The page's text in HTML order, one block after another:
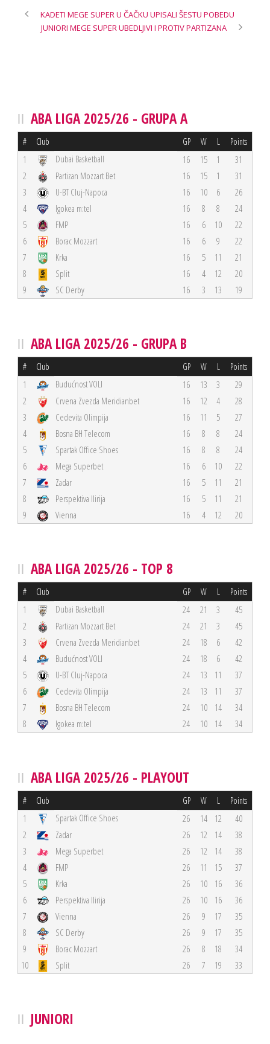
KADETI MEGE SUPER U ČAČKU UPISALI ŠESTU POBEDU
JUNIORI MEGE SUPER UBEDLJIVI I PROTIV PARTIZANA
ABA LIGA 2025/26 - GRUPA A
# Club GP W L Points
1 Dubai Basketball 16 15 1
31
2
Partizan Mozzart Bet 16 15 1
31
3
U-BT Cluj-Napoca 16 10 6
26
4
Igokea m:tel 16 8 8
24
5
FMP 16 6 10
22
6
Borac Mozzart 16 6 9
22
7
Krka 16 5 11
21
8
Split 16 4 12
20
9
SC Derby 16 3 13 19
ABA LIGA 2025/26 - GRUPA B
# Club GP W L Points
1 Budućnost VOLI 16 13 3
29
2
Crvena Zvezda Meridianbet 16 12 4
28
3
Cedevita Olimpija 16 11 5
27
4
Bosna BH Telecom 16 8 8
24
5
Spartak Office Shoes 16 8 8
24
6
Mega Superbet 16 6 10
22
7
Zadar 16 5 11
21
8
Perspektiva Ilirija 16 5 11
21
9
Vienna 16 4 12 20
ABA LIGA 2025/26 - TOP 8
# Club GP W L Points
1 Dubai Basketball 24 21 3
45
2
Partizan Mozzart Bet 24 21 3
45
3
Crvena Zvezda Meridianbet 24 18 6
42
4
Budućnost VOLI 24 18 6
42
5
U-BT Cluj-Napoca 24 13 11
37
6
Cedevita Olimpija 24 13 11
37
7
Bosna BH Telecom 24 10 14
34
8
Igokea m:tel 24 10 14 34
ABA LIGA 2025/26 - PLAYOUT
# Club GP W L Points
1 Spartak Office Shoes 26 14 12
40
2
Zadar 26 12 14
38
3
Mega Superbet 26 12 14
38
4
FMP 26 11 15
37
5
Krka 26 10 16
36
6
Perspektiva Ilirija 26 10 16
36
7
Vienna 26 9 17
35
8
SC Derby 26 9 17
35
9
Borac Mozzart 26 8 18
34
10
Split 26 7 19 33
JUNIORI